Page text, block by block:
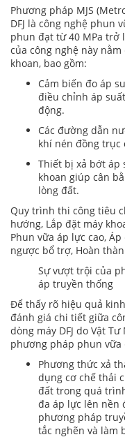
Phương pháp MJS
DFJ là công nghệ phun
phun đạt từ 40 MPa trở
của công nghệ này
khoan, bao gồm:
Cảm biến đo áp
điều chỉnh áp
động.
Các đường dẫn
khí nén đồng
Thiết bị xả bớt áp
khoan giúp cân
lòng đất.
Quy trình thi công tiêu
hướng, Lắp đặt máy
Phun vữa áp lực cao,
ngược bổ trợ, Hoàn
Sự vượt trội của
áp truyền thống
Để thấy rõ hiệu quả
đánh giá chi tiết giữa
dòng máy DFJ do Vật
phương pháp phun vữa
Phương thức xả
dụng cơ chế thải
đất trong quá
đa áp lực lên nền
phương pháp
tắc nghẽn và làm